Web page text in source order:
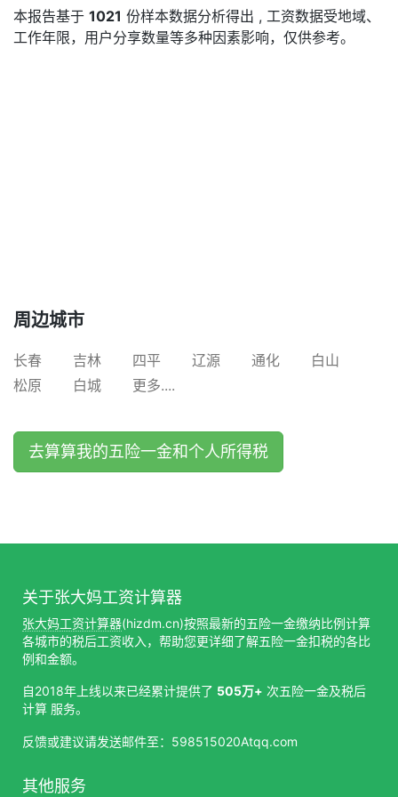
本报告基于 1021 份样本数据分析得出 , 工资数据受地域、
工作年限，用户分享数量等多种因素影响，仅供参考。
周边城市
长春 吉林 四平 辽源 通化
白山
松原
白城 更多....
去算算我的五险一金和个人所得税
关于张大妈工资计算器
张大妈工资计算器(hizdm.cn)按照最新的五险一金缴纳比例计算
各城市的税后工资收入，帮助您更详细了解五险一金扣税的各比
例和金额。
自2018年上线以来已经累计提供了 505万+ 次五险一金及税后
计算 服务。
反馈或建议请发送邮件至：598515020Atqq.com
其他服务